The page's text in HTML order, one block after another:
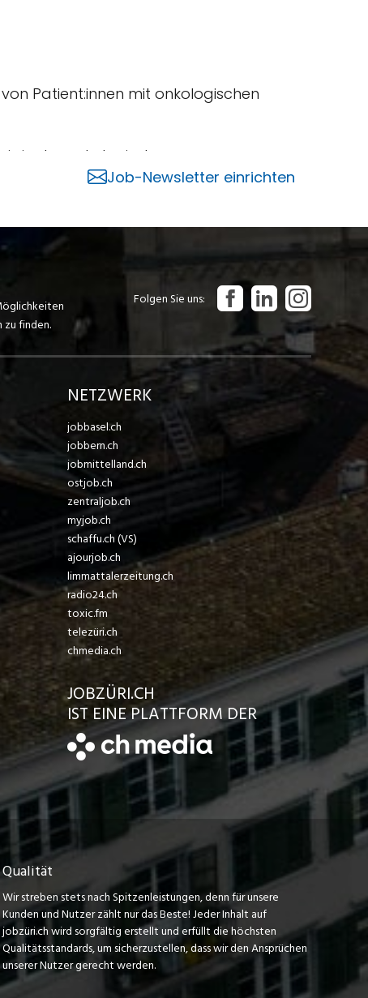
finden.
Folgen Sie uns
NETZWERK
jobbasel.ch
jobbern.ch
jobmittelland.ch
ostjob.ch
zentraljob.ch
myjob.ch
schaffu.ch (VS)
ajourjob.ch
limmattalerzeitung.ch
radio24.ch
toxic.fm
telezüri.ch
chmedia.ch
JOBZÜRI.CH
IST EINE PLATTFORM DER
Qualität
Wir streben stets nach Spitzenleistungen, denn für unsere
Kunden und Nutzer zählt nur das Beste! Jeder Inhalt auf
jobzüri.ch wird sorgfältig erstellt und erfüllt die höchsten
Qualitätsstandards, um sicherzustellen, dass wir den Ansprüchen
unserer Nutzer gerecht werden.